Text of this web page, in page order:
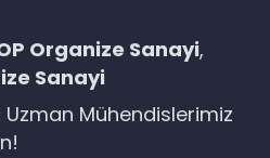
Organize Sanayi,
Sanayi
Uzman Mühendislerimiz